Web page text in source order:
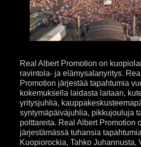
Real Albert Promotion on
ravintola- ja elämysalanyritys.
Promotion järjestää tapahtumia
kokemuksella laidasta laitaan,
yritysjuhlia,
syntymäpäiväjuhlia, pikkujouluja
polttareita. Real Albert Promotion
järjestämässä tuhansia
Kuopiorockia, Tahko Juhannusta,